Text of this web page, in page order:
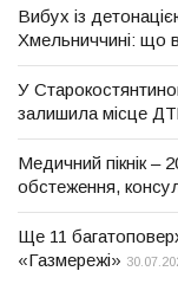
Вибух із
Хмельниччині: що
У
залишила місце
Медичний пікнік –
обстеження,
Ще 11
«Газмережі»